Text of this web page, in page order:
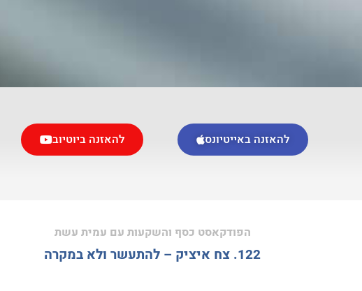
להאזנה באייטיונס להאזנה ביוטיוב
הפודקאסט כסף והשקעות עם עמית עשת
122. צח איציק – להתעשר ולא במקרה